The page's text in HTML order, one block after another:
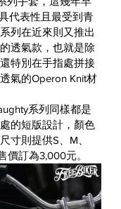
代表性且最受到青
列在近來則又推出
透氣款，也就是除
特別在手指處拼接
氣的Operon Knit材
系列同樣都是
的短版設計，顏色
寸則提供S、M、
價訂為3,000元。